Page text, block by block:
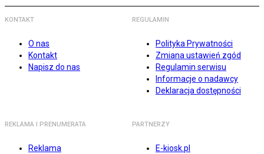
KONTAKT
O nas
Kontakt
Napisz do nas
REGULAMIN
Polityka Prywatności
Zmiana ustawień zgód
Regulamin serwisu
Informacje o nadawcy
Deklaracja dostępności
REKLAMA I PRENUMERATA
Reklama
PARTNERZY
E-kiosk.pl